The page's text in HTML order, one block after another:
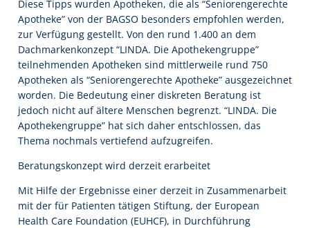
Diese Tipps wurden Apotheken, die als “Seniorengerechte
Apotheke” von der BAGSO besonders empfohlen werden,
zur Verfügung gestellt. Von den rund 1.400 an dem
Dachmarkenkonzept “LINDA. Die Apothekengruppe”
teilnehmenden Apotheken sind mittlerweile rund 750
Apotheken als “Seniorengerechte Apotheke” ausgezeichnet
worden. Die Bedeutung einer diskreten Beratung ist
jedoch nicht auf ältere Menschen begrenzt. “LINDA. Die
Apothekengruppe” hat sich daher entschlossen, das
Thema nochmals vertiefend aufzugreifen.
Beratungskonzept wird derzeit erarbeitet
Mit Hilfe der Ergebnisse einer derzeit in Zusammenarbeit
mit der für Patienten tätigen Stiftung, der European
Health Care Foundation (EUHCF), in Durchführung